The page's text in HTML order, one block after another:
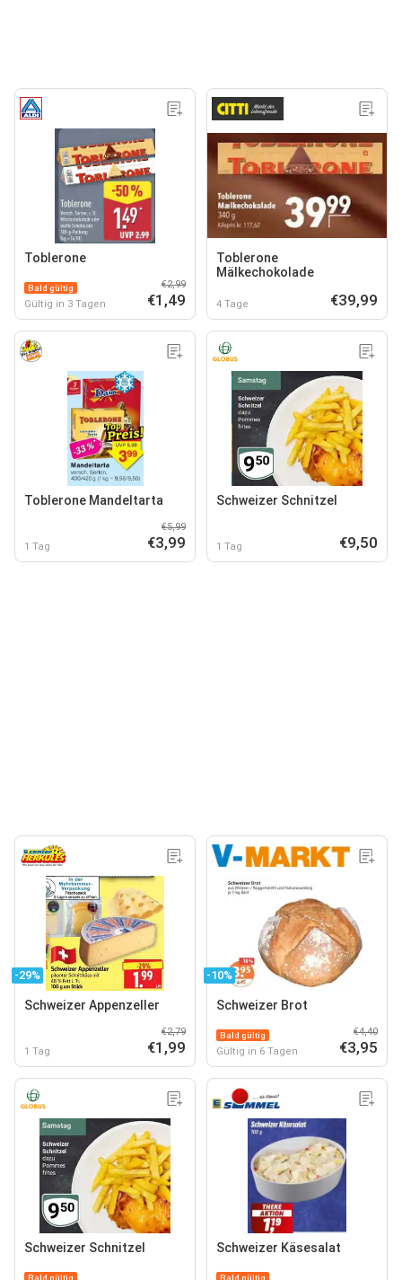
Toblerone
Bald gültig
Gültig in 3 Tagen
€2,99
€1,49
Toblerone
Mälkechokolade
4 Tage €39,99
Toblerone Mandeltarta
1 Tag
€5,99
€3,99
Schweizer Schnitzel
1 Tag €9,50
-29%
Schweizer Appenzeller
1 Tag
€2,79
€1,99
-10%
Schweizer Brot
Bald gültig
Gültig in 6 Tagen
€4,40
€3,95
Schweizer Schnitzel
Bald gültig
Schweizer Käsesalat
Bald gültig